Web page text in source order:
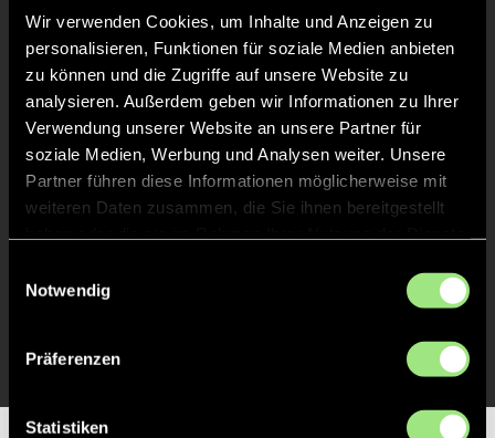
Wir verwenden Cookies, um Inhalte und Anzeigen zu
personalisieren, Funktionen für soziale Medien anbieten
zu können und die Zugriffe auf unsere Website zu
analysieren. Außerdem geben wir Informationen zu Ihrer
Verwendung unserer Website an unsere Partner für
soziale Medien, Werbung und Analysen weiter. Unsere
Partner führen diese Informationen möglicherweise mit
weiteren Daten zusammen, die Sie ihnen bereitgestellt
Notwendig
Präferenzen
Statistiken